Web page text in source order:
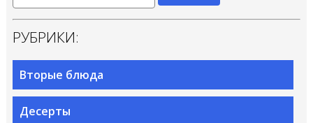
РУБРИКИ:
Вторые блюда
Десерты